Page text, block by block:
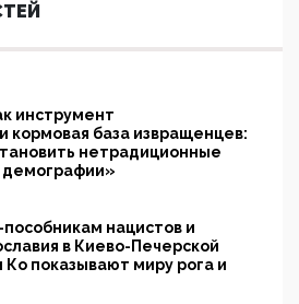
инструмент
кормовая база извращенцев:
нетрадиционные
нацистов и
в Киево-Печерской
показывают миру рога и